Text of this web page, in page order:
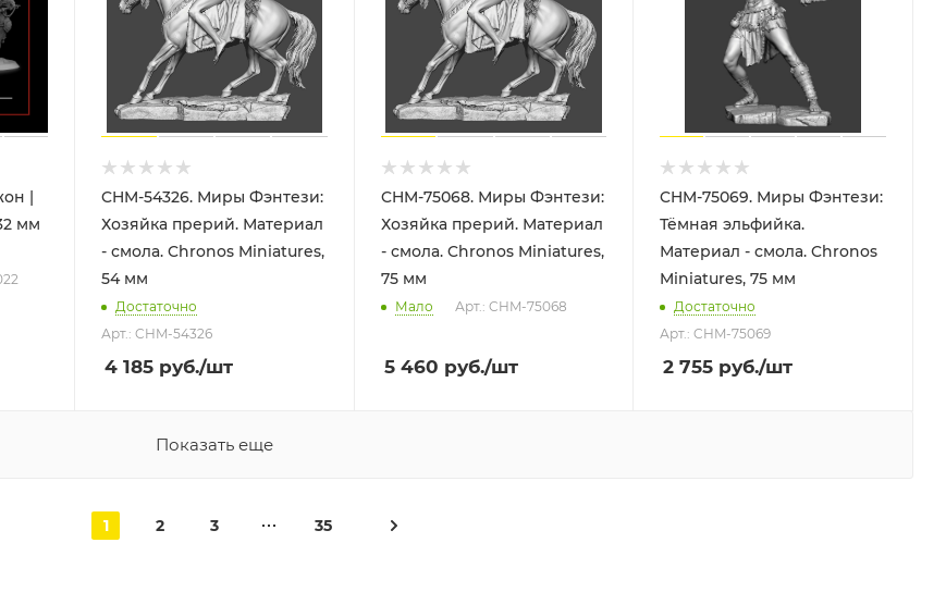
|
мм
CHM-54326. Миры Фэнтези:
Хозяйка прерий. Материал
- смола. Chronos Miniatures,
54 мм
Достаточно
Арт.: CHM-54326
4 185 руб./шт
CHM-75068. Миры Фэнтези:
Хозяйка прерий. Материал
- смола. Chronos Miniatures,
75 мм
Мало Арт.: CHM-75068
5 460 руб./шт
CHM-75069. Миры Фэнтези:
Тёмная эльфийка.
Материал - смола. Chronos
Miniatures, 75 мм
Достаточно
Арт.: CHM-75069
2 755 руб./шт
Показать еще
1 2 3 35